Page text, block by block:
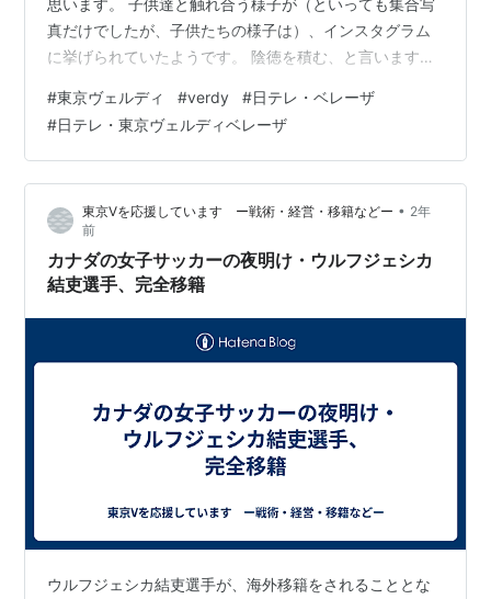
思います。 子供達と触れ合う様子が（といっても集合写
真だけでしたが、子供たちの様子は）、インスタグラム
に挙げられていたようです。 陰徳を積む、と言います。
ちろん返ってくる目当てでやるわけではないのですが、
人にいいことをすると、必ず返ってくるという譬えで
す。 ベレーザはファンミーティングなども行ったよう
で、このように人と触れ合う接点ができことはいいこと
ではないでしょうか。 氏原選手、松永選手ともまだ若
く、代表への道もあると思います。ますます努力して…
#東京ヴェルディ #verdy #日テレ・ベレーザ
#日テレ・東京ヴェルディベレーザ
東京Vを応援しています ー戦術・経営・移籍などー • 2年
前
カナダの女子サッカーの夜明け・ウルフジェシカ
結吏選手、完全移籍
ウルフジェシカ結吏選手が、海外移籍をされることとな